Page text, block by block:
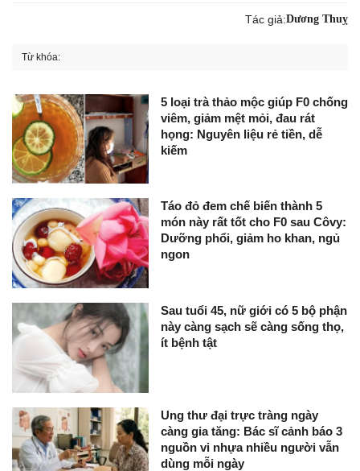
Tác giả:Dương Thuỵ
Từ khóa:
5 loại trà thảo mộc giúp F0 chống
viêm, giảm mệt mỏi, đau rát
họng: Nguyên liệu rẻ tiền, dễ
kiếm
Táo đỏ đem chế biến thành 5
món này rất tốt cho F0 sau Côvy:
Dưỡng phổi, giảm ho khan, ngủ
ngon
Sau tuổi 45, nữ giới có 5 bộ phận
này càng sạch sẽ càng sống thọ,
ít bệnh tật
Ung thư đại trực tràng ngày
càng gia tăng: Bác sĩ cảnh báo 3
nguồn vi nhựa nhiều người vẫn
dùng mỗi ngày